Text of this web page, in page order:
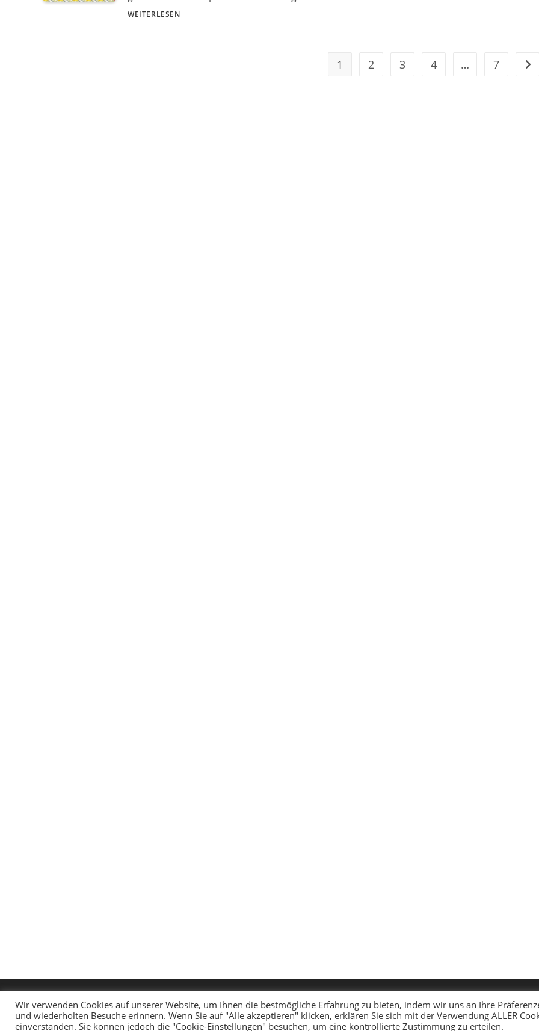
WEITERLESEN3.123,35€
1 2 3 4 … 7
Copyright - WordPress Theme by OceanWP
Wir verwenden Cookies auf unserer Website, um Ihnen die bestmögliche Erfahrung zu bieten, indem wir uns an Ihre
und wiederholten Besuche erinnern. Wenn Sie auf "Alle akzeptieren" klicken, erklären Sie sich mit der Verwendung ALLER
einverstanden. Sie können jedoch die "Cookie-Einstellungen" besuchen, um eine kontrollierte Zustimmung zu erteilen.